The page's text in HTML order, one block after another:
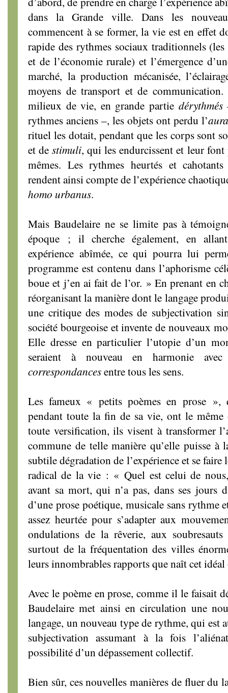
dans la Grande ville. Dans les
commencent à se former, la vie est en effet
rapide des rythmes sociaux traditionnels
et de l’économie rurale) et l’émergence
marché, la production mécanisée,
moyens de transport et de
milieux de vie, en grande partie dérythmés
rythmes anciens –, les objets ont perdu l’aura
rituel les dotait, pendant que les corps sont
et destimuli, qui les endurcissent et leur
mêmes. Les rythmes heurtés et
rendent ainsi compte de l’expérience
homo urbanus.
Mais Baudelaire ne se limite pas à
époque ; il cherche également, en
expérience abîmée, ce qui pourra lui
programme est contenu dans l’aphorisme
boue et j’en ai fait de l’or. » En prenant en
réorganisant la manière dont le langage
une critique des modes de subjectivation
société bourgeoise et invente de nouveaux
Elle dresse en particulier l’utopie d’un
seraient à nouveau en harmonie avec
correspondancesentre tous les sens.
Les fameux « petits poèmes en prose »,
pendant toute la fin de sa vie, ont le
toute versification, ils visent à transformer
commune de telle manière qu’elle puisse à
subtile dégradation de l’expérience et se faire
radical de la vie : « Quel est celui de
avant sa mort, qui n’a pas, dans ses jours
d’une prose poétique, musicale sans rythme
assez heurtée pour s’adapter aux
ondulations de la rêverie, aux
surtout de la fréquentation des villes
leurs innombrables rapports que naît cet idéal
Avec le poème en prose, comme il le faisait
Baudelaire met ainsi en circulation une
langage, un nouveau type de rythme, qui est
subjectivation assumant à la fois
possibilité d’un dépassement collectif.
Bien sûr, ces nouvelles manières de fluer du